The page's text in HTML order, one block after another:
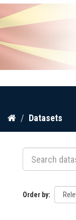
Skip
content
Datasets
Order by